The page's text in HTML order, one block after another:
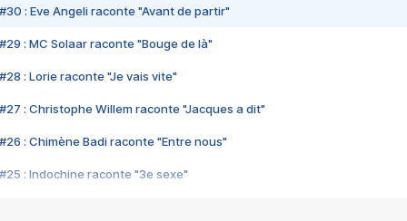
#30 : Eve Angeli raconte "Avant de partir"
#29 : MC Solaar raconte "Bouge de là"
#28 : Lorie raconte "Je vais vite"
#27 : Christophe Willem raconte "Jacques a dit"
#26 : Chimène Badi raconte "Entre nous"
#25 : Indochine raconte "3e sexe"